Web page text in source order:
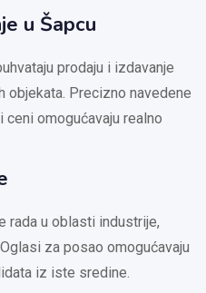
u Šapcu
prodaju i izdavanje
objekata. Precizno navedene
omogućavaju realno
rada u oblasti industrije,
za posao omogućavaju
iz iste sredine.